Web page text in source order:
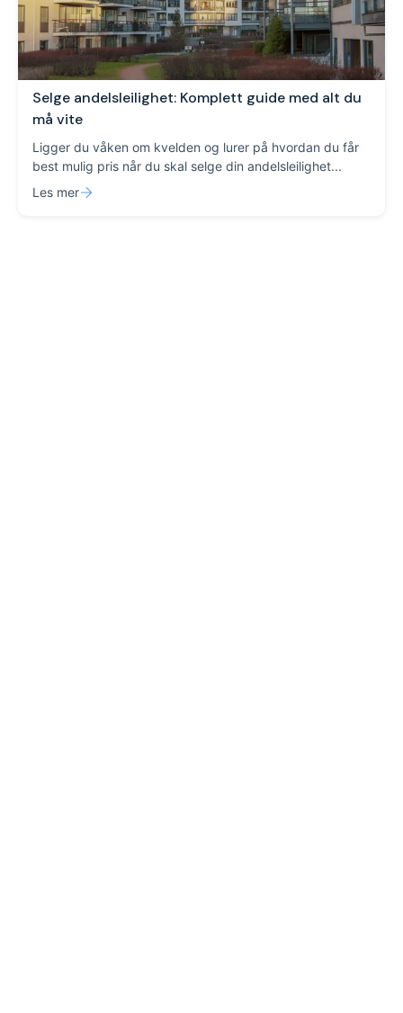
Selge andelsleilighet: Komplett guide med alt du
må vite
Ligger du våken om kvelden og lurer på hvordan du får
best mulig pris når du skal selge din andelsleilighet...
Les mer